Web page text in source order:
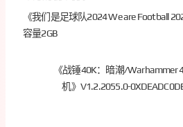
《我们是足球队2024 We are Football
容量2GB
《战锤40K：暗潮/Warhammer
机》V1.2.2055.0-